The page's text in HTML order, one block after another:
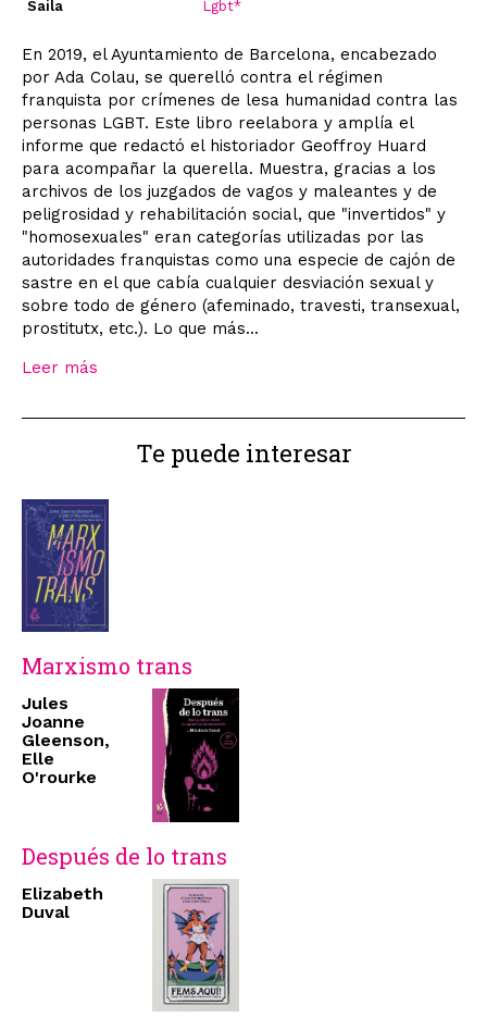
Saila
Lgbt*
En 2019, el Ayuntamiento de Barcelona, encabezado
por Ada Colau, se querelló contra el régimen
franquista por crímenes de lesa humanidad contra las
personas LGBT. Este libro reelabora y amplía el
informe que redactó el historiador Geoffroy Huard
para acompañar la querella. Muestra, gracias a los
archivos de los juzgados de vagos y maleantes y de
peligrosidad y rehabilitación social, que "invertidos" y
"homosexuales" eran categorías utilizadas por las
autoridades franquistas como una especie de cajón de
sastre en el que cabía cualquier desviación sexual y
sobre todo de género (afeminado, travesti, transexual,
prostitutx, etc.). Lo que más...
Leer más
Te puede interesar
Marxismo trans
Jules
Joanne
Gleenson,
Elle
O'rourke
Después de lo trans
Elizabeth
Duval